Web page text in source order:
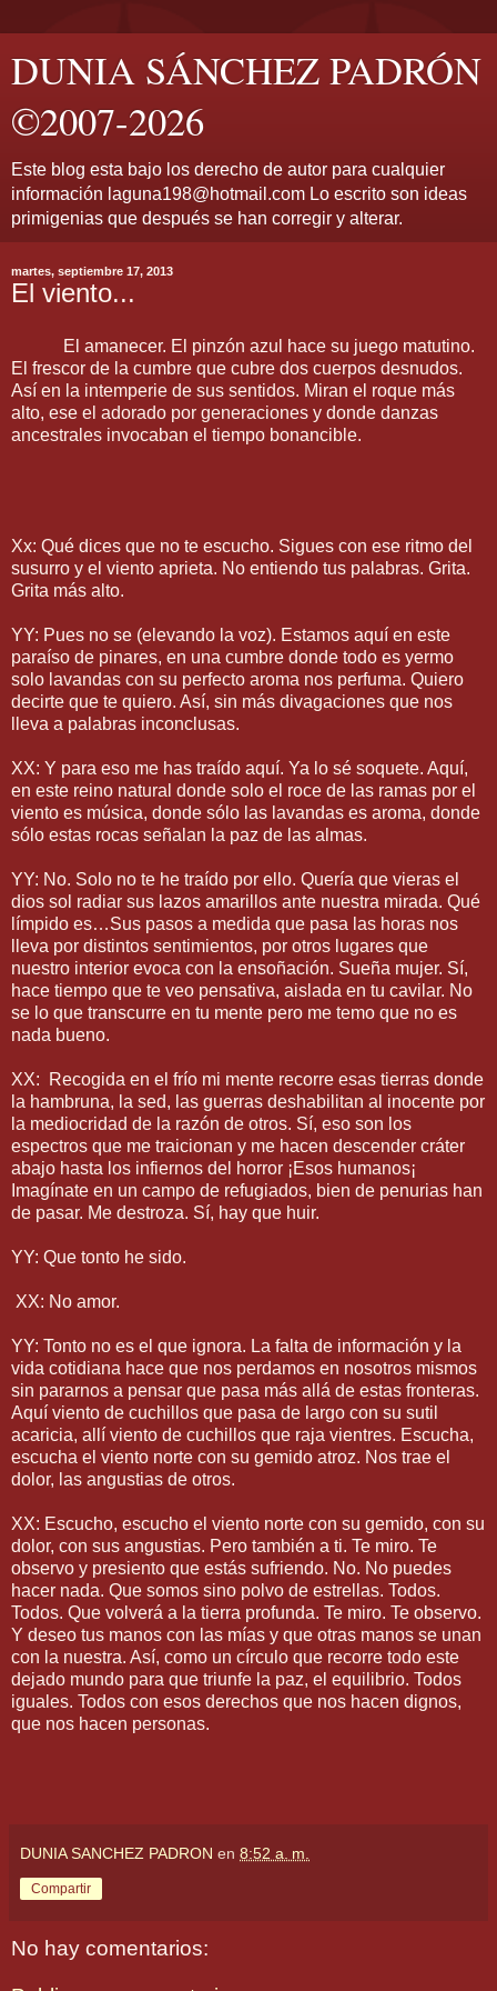
DUNIA SÁNCHEZ PADRÓN
©2007-2026
Este blog esta bajo los derecho de autor para cualquier
información laguna198@hotmail.com Lo escrito son ideas
primigenias que después se han corregir y alterar.
martes, septiembre 17, 2013
El viento...
El amanecer. El pinzón azul hace su juego matutino.
El frescor de la cumbre que cubre dos cuerpos desnudos.
Así en la intemperie de sus sentidos. Miran el roque más
alto, ese el adorado por generaciones y donde danzas
ancestrales invocaban el tiempo bonancible.
Xx: Qué dices que no te escucho. Sigues con ese ritmo del
susurro y el viento aprieta. No entiendo tus palabras. Grita.
Grita más alto.
YY: Pues no se (elevando la voz). Estamos aquí en este
paraíso de pinares, en una cumbre donde todo es yermo
solo lavandas con su perfecto aroma nos perfuma. Quiero
decirte que te quiero. Así, sin más divagaciones que nos
lleva a palabras inconclusas.
XX: Y para eso me has traído aquí. Ya lo sé soquete. Aquí,
en este reino natural donde solo el roce de las ramas por el
viento es música, donde sólo las lavandas es aroma, donde
sólo estas rocas señalan la paz de las almas.
YY: No. Solo no te he traído por ello. Quería que vieras el
dios sol radiar sus lazos amarillos ante nuestra mirada. Qué
límpido es…Sus pasos a medida que pasa las horas nos
lleva por distintos sentimientos, por otros lugares que
nuestro interior evoca con la ensoñación. Sueña mujer. Sí,
hace tiempo que te veo pensativa, aislada en tu cavilar. No
se lo que transcurre en tu mente pero me temo que no es
nada bueno.
XX: Recogida en el frío mi mente recorre esas tierras donde
la hambruna, la sed, las guerras deshabilitan al inocente por
la mediocridad de la razón de otros. Sí, eso son los
espectros que me traicionan y me hacen descender cráter
abajo hasta los infiernos del horror ¡Esos humanos¡
Imagínate en un campo de refugiados, bien de penurias han
de pasar. Me destroza. Sí, hay que huir.
YY: Que tonto he sido.
XX: No amor.
YY: Tonto no es el que ignora. La falta de información y la
vida cotidiana hace que nos perdamos en nosotros mismos
sin pararnos a pensar que pasa más allá de estas fronteras.
Aquí viento de cuchillos que pasa de largo con su sutil
acaricia, allí viento de cuchillos que raja vientres. Escucha,
escucha el viento norte con su gemido atroz. Nos trae el
dolor, las angustias de otros.
XX: Escucho, escucho el viento norte con su gemido, con su
dolor, con sus angustias. Pero también a ti. Te miro. Te
observo y presiento que estás sufriendo. No. No puedes
hacer nada. Que somos sino polvo de estrellas. Todos.
Todos. Que volverá a la tierra profunda. Te miro. Te observo.
Y deseo tus manos con las mías y que otras manos se unan
con la nuestra. Así, como un círculo que recorre todo este
dejado mundo para que triunfe la paz, el equilibrio. Todos
iguales. Todos con esos derechos que nos hacen dignos,
que nos hacen personas.
DUNIA SANCHEZ PADRON en 8:52 a. m.
Compartir
No hay comentarios: